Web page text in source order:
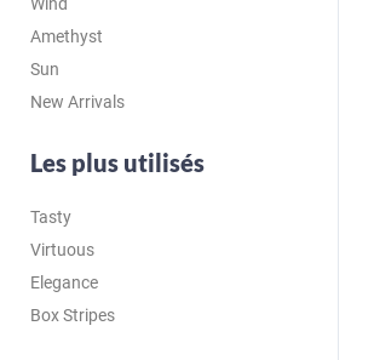
Amethyst
Sun
New Arrivals
Les plus utilisés
Tasty
Virtuous
Elegance
Box Stripes